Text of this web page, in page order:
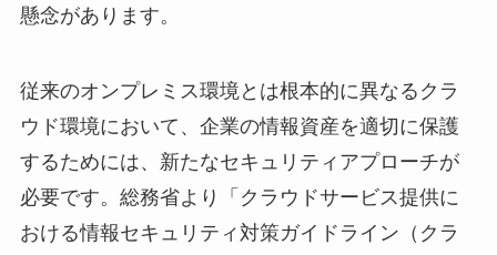
懸念があります。
従来のオンプレミス環境とは根本的に異なるクラ
ウド環境において、企業の情報資産を適切に保護
するためには、新たなセキュリティアプローチが
必要です。総務省より「クラウドサービス提供に
おける情報セキュリティ対策ガイドライン（クラ